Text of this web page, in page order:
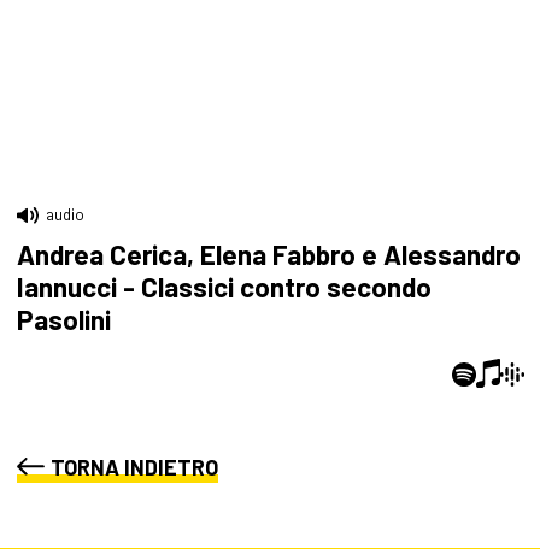
audio
Andrea Cerica, Elena Fabbro e Alessandro
Iannucci - Classici contro secondo
Pasolini
TORNA INDIETRO